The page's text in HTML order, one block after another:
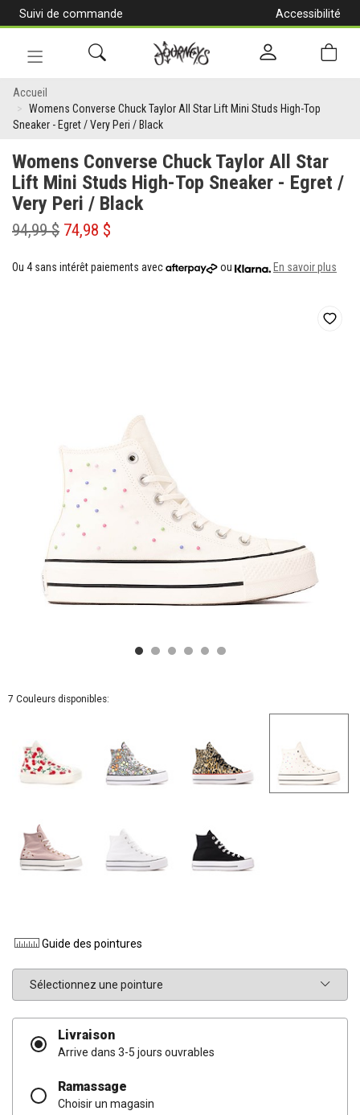
Suivi de commande
Accessibilité
en
alternance
Womens
Converse
Taylor
All
Star
Lift
Accueil
Womens Converse Chuck Taylor All Star Lift Mini Studs High-Top
Sneaker - Egret / Very Peri / Black
Womens Converse Chuck Taylor All Star
Lift Mini Studs High-Top Sneaker - Egret /
Very Peri / Black
94,99 $ 74,98 $
Ou 4 sans intérêt paiements avec ou En savoir plus
7 Couleurs disponibles:
Guide des pointures
Livraison
Arrive dans 3-5 jours ouvrables
Ramassage
Choisir un magasin